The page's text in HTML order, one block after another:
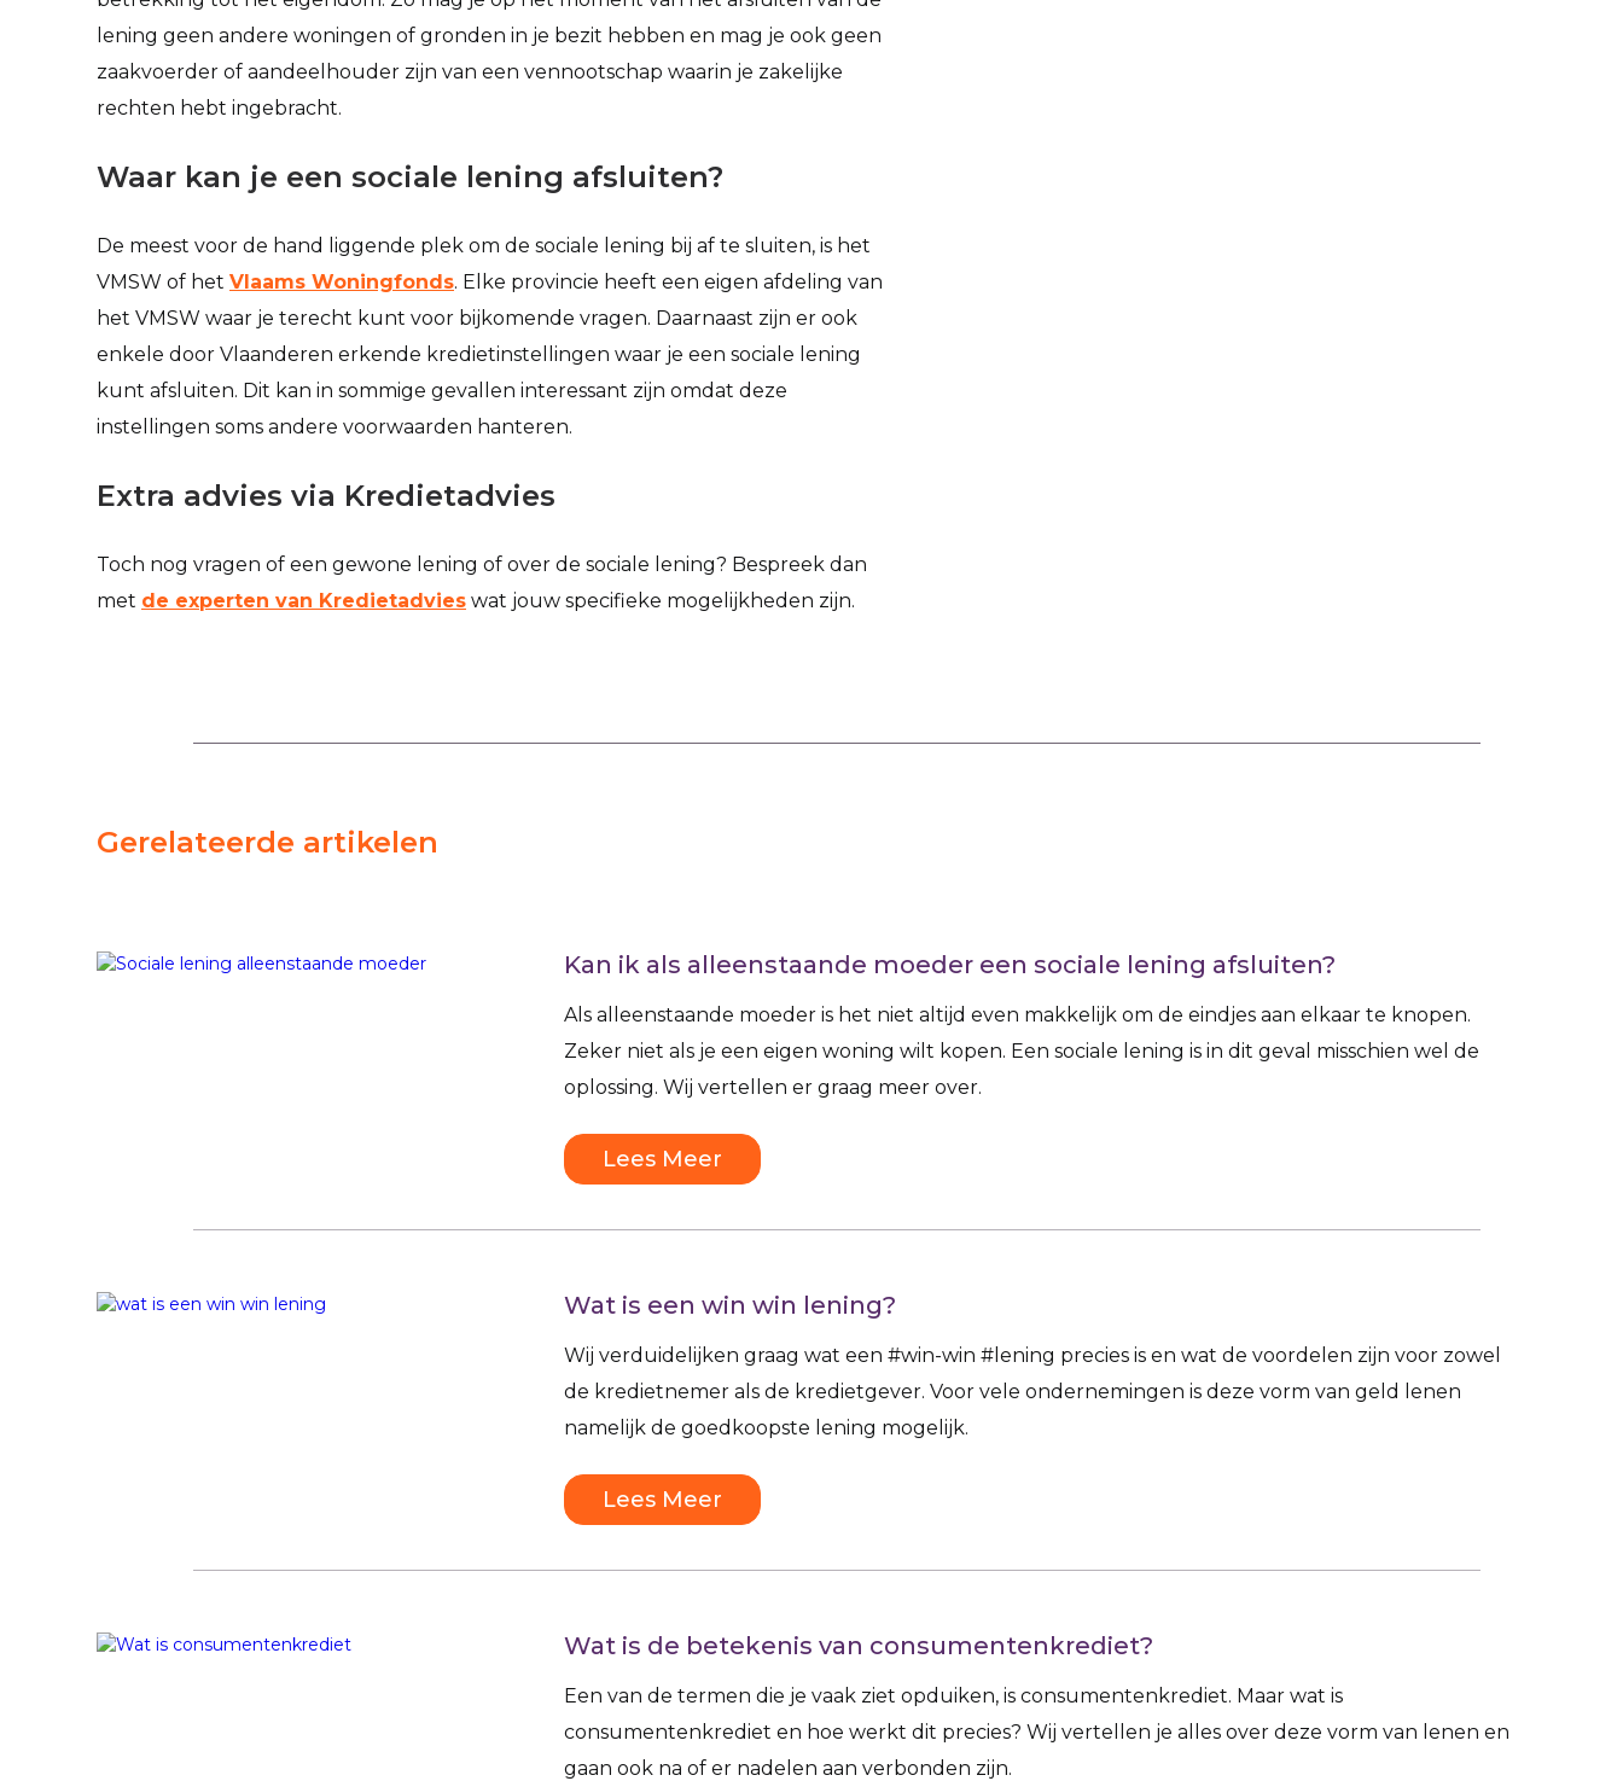
lening geen andere woningen of gronden in je bezit hebben en mag je ook geen
zaakvoerder of aandeelhouder zijn van een vennootschap waarin je zakelijke
rechten hebt ingebracht.
Waar kan je een sociale lening afsluiten?
De meest voor de hand liggende plek om de sociale lening bij af te sluiten, is het
VMSW of het Vlaams Woningfonds. Elke provincie heeft een eigen afdeling van
het VMSW waar je terecht kunt voor bijkomende vragen. Daarnaast zijn er ook
enkele door Vlaanderen erkende kredietinstellingen waar je een sociale lening
kunt afsluiten. Dit kan in sommige gevallen interessant zijn omdat deze
instellingen soms andere voorwaarden hanteren.
Extra advies via Kredietadvies
Toch nog vragen of een gewone lening of over de sociale lening? Bespreek dan
met de experten van Kredietadvies wat jouw specifieke mogelijkheden zijn.
Gerelateerde artikelen
Kan ik als alleenstaande moeder een sociale lening afsluiten?
Als alleenstaande moeder is het niet altijd even makkelijk om de eindjes aan elkaar te knopen.
Zeker niet als je een eigen woning wilt kopen. Een sociale lening is in dit geval misschien wel de
oplossing. Wij vertellen er graag meer over.
Lees Meer
Wat is een win win lening?
Wij verduidelijken graag wat een #win-win #lening precies is en wat de voordelen zijn voor zowel
de kredietnemer als de kredietgever. Voor vele ondernemingen is deze vorm van geld lenen
namelijk de goedkoopste lening mogelijk.
Lees Meer
Wat is de betekenis van consumentenkrediet?
Een van de termen die je vaak ziet opduiken, is consumentenkrediet. Maar wat is
consumentenkrediet en hoe werkt dit precies? Wij vertellen je alles over deze vorm van lenen en
gaan ook na of er nadelen aan verbonden zijn.